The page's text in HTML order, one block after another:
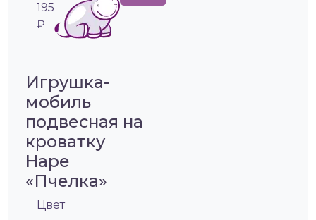
195
₽
Игрушка-
мобиль
подвесная на
кроватку
Hape
«Пчелка»
Цвет